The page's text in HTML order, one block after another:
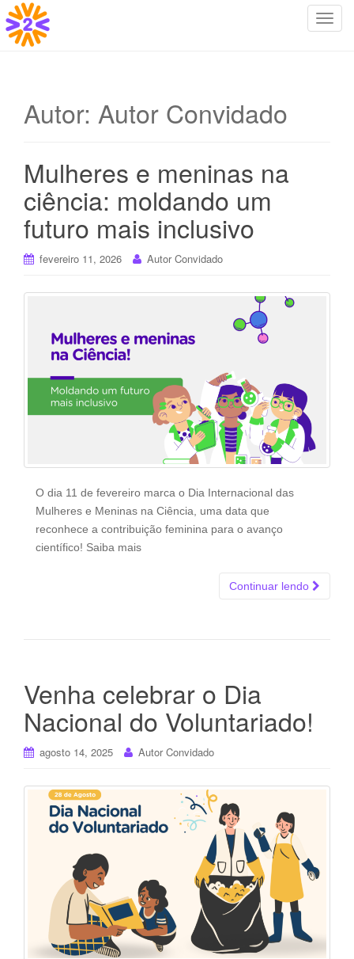
T
n
Autor: Autor Convidado
Mulheres e meninas na
ciência: moldando um
futuro mais inclusivo
fevereiro 11, 2026 Autor Convidado
O dia 11 de fevereiro marca o Dia Internacional das
Mulheres e Meninas na Ciência, uma data que
reconhece a contribuição feminina para o avanço
científico! Saiba mais
Continuar lendo
Venha celebrar o Dia
Nacional do Voluntariado!
agosto 14, 2025 Autor Convidado